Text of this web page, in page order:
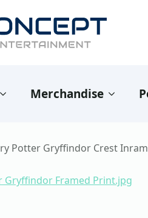
Merchandise
Potter Gryffindor Crest